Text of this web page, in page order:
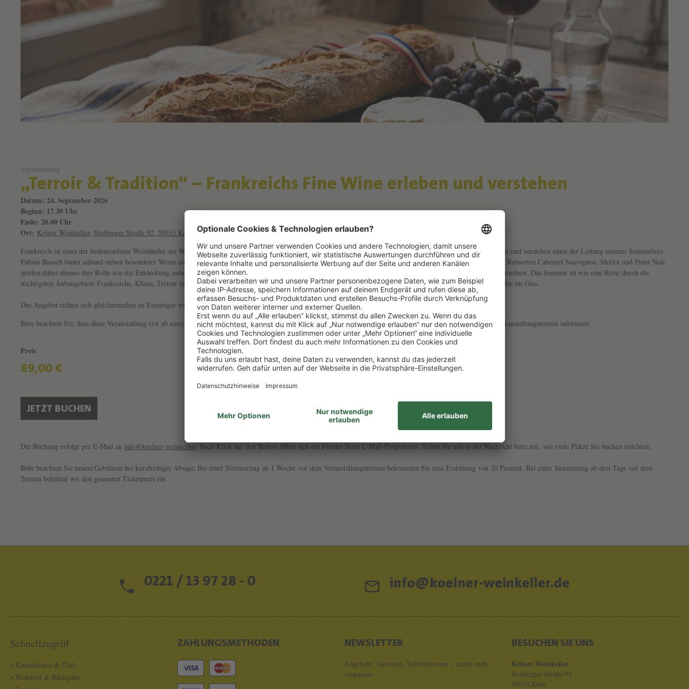
Veranstaltung
„Terroir & Tradition“ – Frankreichs Fine Wine erleben und verstehen
Datum: 24. September 2026
Beginn: 17.30 Uhr
Ende: 20.00 Uhr
Ort: Kölner Weinkeller, Stolberger Straße 92, 50933 Köln
Frankreich ist eines der bedeutendsten Weinländer der Welt, etliche berühmte Weine wachsen hier. Das Seminar "Terroir & Tradition" – Frankreichs Fine Wine erleben und verstehen unter der Leitung unseres Sommeliers
Fabian Bausch bietet anhand sieben besonderer Weine einen genussvollen und zugleich fundierten Einstieg in diesen facettenreichen Kosmos. Prägende Größen wie die Rebsorten Cabernet Sauvignon, Merlot und Pinot Noir
spielen dabei ebenso ihre Rolle wie die Entdeckung unbekannterer Rebsorten. Anhand ausgewählter Beispiele lernen Sie, Unterschiede zu erkennen und stilistisch einzuordnen. Das Seminar ist wie eine Reise durch die
wichtigsten Anbaugebiete Frankreichs, Klima, Terroir und die Rebsorten der jeweiligen Region werden dabei analysiert – theoretisch und vor allem als Geschmacksprobe im Glas.
Das Angebot richtet sich gleichermaßen an Einsteiger wie an Teilnehmende mit Vorkenntnissen und verbindet Wissen mit genussvoller Praxis.
Bitte beachten Sie, dass diese Veranstaltung erst ab einer Teilnehmeranzahl von 10 Personen stattfinden kann. Falls diese nicht erreicht wird, werden Sie 7 Tage vor Veranstaltungstermin informiert.
Preis
89,00 €
JETZT BUCHEN
Die Buchung erfolgt per E-Mail an info@koelner-weinkeller. Nach Klick auf den Button öffnet sich ein Fenster Ihres E-Mail-Programms. Teilen Sie uns in der Nachricht bitte mit, wie viele Plätze Sie buchen möchten.
Bitte beachten Sie unsere Gebühren bei kurzfristiger Absage: Bei einer Stornierung ab 1 Woche vor dem Veranstaltungstermin bekommen Sie eine Erstattung von 20 Prozent. Bei einer Stornierung ab drei Tage vor dem
Termin behalten wir den gesamten Ticketpreis ein.
0221 / 13 97 28 - 0 info@koelner-weinkeller.de
Schnellzugriff
Kundenkarte & Club
Widerruf & Rückgabe
ZAHLUNGSMETHODEN NEWSLETTER
Angebote, Aktionen, Informationen – nichts mehr
verpassen.
BESUCHEN SIE UNS
Kölner Weinkeller
Stolberger Straße 92
50933 Köln